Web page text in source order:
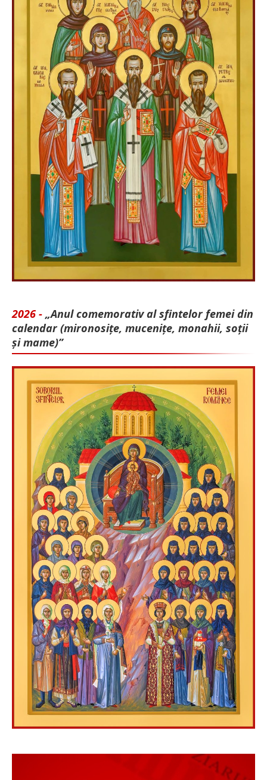
2026 - „Anul comemorativ al sfintelor femei din
calendar (mironosițe, mu­cenițe, monahii, soții
și mame)”